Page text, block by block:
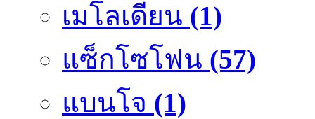
เมโลเดียน (1)
แซ็กโซโฟน (57)
แบนโจ (1)